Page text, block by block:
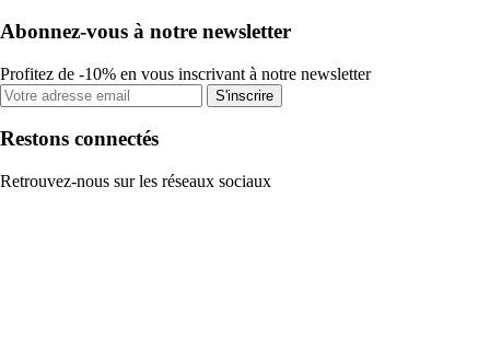
Abonnez-vous à notre newsletter
Profitez de -10% en vous inscrivant à notre newsletter
S'inscrire
Restons connectés
Retrouvez-nous sur les réseaux sociaux